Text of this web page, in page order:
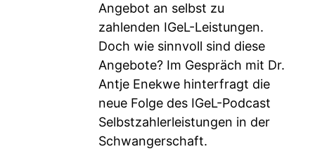
Angebot an selbst zu
zahlenden IGeL-Leistungen.
Doch wie sinnvoll sind diese
Angebote? Im Gespräch mit Dr.
Antje Enekwe hinterfragt die
neue Folge des IGeL-Podcast
Selbstzahlerleistungen in der
Schwangerschaft.